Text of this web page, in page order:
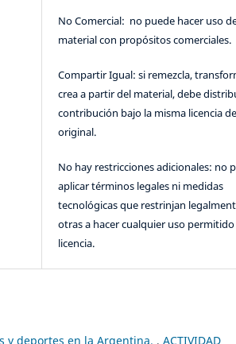
No Comercial: no puede hacer uso
material con propósitos comerciales.
Compartir Igual: si remezcla,
crea a partir del material, debe
contribución bajo la misma licencia
original.
No hay restricciones adicionales: no
aplicar términos legales ni medidas
tecnológicas que restrinjan
otras a hacer cualquier uso
licencia.
y deportes en la Argentina. , ACTIVIDAD